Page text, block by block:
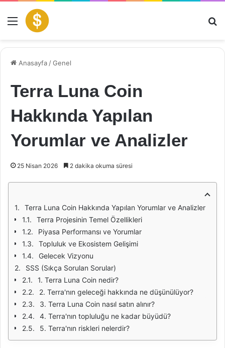
Menü
Anasayfa /Genel
Terra Luna Coin
Hakkında Yapılan
Yorumlar ve Analizler
25 Nisan 2026 2 dakika okuma süresi
Terra Luna Coin Hakkında Yapılan Yorumlar ve Analizler
Terra Projesinin Temel Özellikleri
Piyasa Performansı ve Yorumlar
Topluluk ve Ekosistem Gelişimi
Gelecek Vizyonu
SSS (Sıkça Sorulan Sorular)
1. Terra Luna Coin nedir?
2. Terra'nın geleceği hakkında ne düşünülüyor?
3. Terra Luna Coin nasıl satın alınır?
4. Terra'nın topluluğu ne kadar büyüdü?
5. Terra'nın riskleri nelerdir?